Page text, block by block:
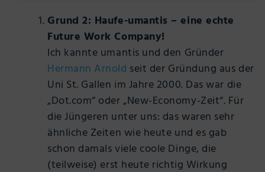
Grund 2: Haufe-umantis – eine echte
Future Work Company!
Ich kannte umantis und den Gründer
Hermann Arnold seit der Gründung aus der
Uni St. Gallen im Jahre 2000. Das war die
„Dot.com“ oder „New-Economy-Zeit“. Für
die Jüngeren unter uns: das waren sehr
ähnliche Zeiten wie heute und es gab
schon damals viele coole Dinge, die
(teilweise) erst heute richtig Wirkung